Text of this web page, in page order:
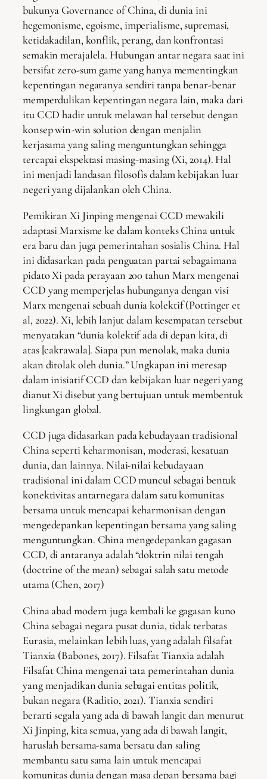
bukunya Governance of China, di dunia ini
hegemonisme, egoisme, imperialisme, supremasi,
ketidakadilan, konflik, perang, dan konfrontasi
semakin merajalela. Hubungan antar negara saat ini
bersifat zero-sum game yang hanya mementingkan
kepentingan negaranya sendiri tanpa benar-benar
memperdulikan kepentingan negara lain, maka dari
itu CCD hadir untuk melawan hal tersebut dengan
konsep win-win solution dengan menjalin
kerjasama yang saling menguntungkan sehingga
tercapai ekspektasi masing-masing (Xi, 2014). Hal
ini menjadi landasan filosofis dalam kebijakan luar
negeri yang dijalankan oleh China.
Pemikiran Xi Jinping mengenai CCD mewakili
adaptasi Marxisme ke dalam konteks China untuk
era baru dan juga pemerintahan sosialis China. Hal
ini didasarkan pada penguatan partai sebagaimana
pidato Xi pada perayaan 200 tahun Marx mengenai
CCD yang memperjelas hubunganya dengan visi
Marx mengenai sebuah dunia kolektif (Pottinger et
al, 2022). Xi, lebih lanjut dalam kesempatan tersebut
menyatakan “dunia kolektif ada di depan kita, di
atas [cakrawala]. Siapa pun menolak, maka dunia
akan ditolak oleh dunia.” Ungkapan ini meresap
dalam inisiatif CCD dan kebijakan luar negeri yang
dianut Xi disebut yang bertujuan untuk membentuk
lingkungan global.
CCD juga didasarkan pada kebudayaan tradisional
China seperti keharmonisan, moderasi, kesatuan
dunia, dan lainnya. Nilai-nilai kebudayaan
tradisional ini dalam CCD muncul sebagai bentuk
konektivitas antarnegara dalam satu komunitas
bersama untuk mencapai keharmonisan dengan
mengedepankan kepentingan bersama yang saling
menguntungkan. China mengedepankan gagasan
CCD, di antaranya adalah “doktrin nilai tengah
(doctrine of the mean) sebagai salah satu metode
utama (Chen, 2017)
China abad modern juga kembali ke gagasan kuno
China sebagai negara pusat dunia, tidak terbatas
Eurasia, melainkan lebih luas, yang adalah filsafat
Tianxia (Babones, 2017). Filsafat Tianxia adalah
Filsafat China mengenai tata pemerintahan dunia
yang menjadikan dunia sebagai entitas politik,
bukan negara (Raditio, 2021). Tianxia sendiri
berarti segala yang ada di bawah langit dan menurut
Xi Jinping, kita semua, yang ada di bawah langit,
haruslah bersama-sama bersatu dan saling
membantu satu sama lain untuk mencapai
komunitas dunia dengan masa depan bersama bagi